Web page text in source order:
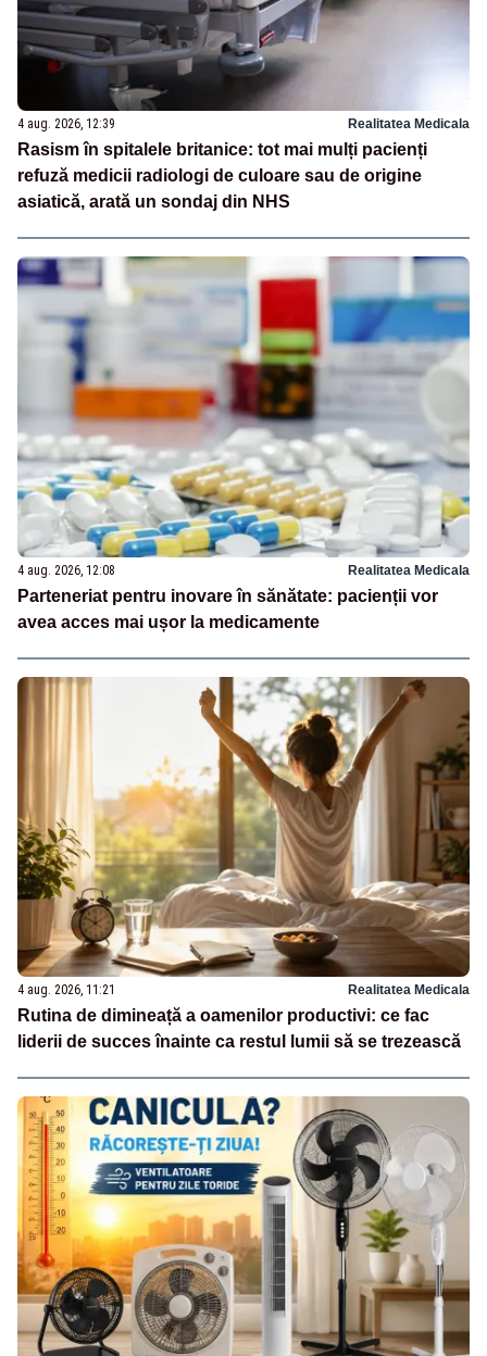
4 aug. 2026, 12:39 Realitatea Medicala
Rasism în spitalele britanice: tot mai mulți pacienți
refuză medicii radiologi de culoare sau de origine
asiatică, arată un sondaj din NHS
4 aug. 2026, 12:08 Realitatea Medicala
Parteneriat pentru inovare în sănătate: pacienții vor
avea acces mai ușor la medicamente
4 aug. 2026, 11:21 Realitatea Medicala
Rutina de dimineață a oamenilor productivi: ce fac
liderii de succes înainte ca restul lumii să se trezească